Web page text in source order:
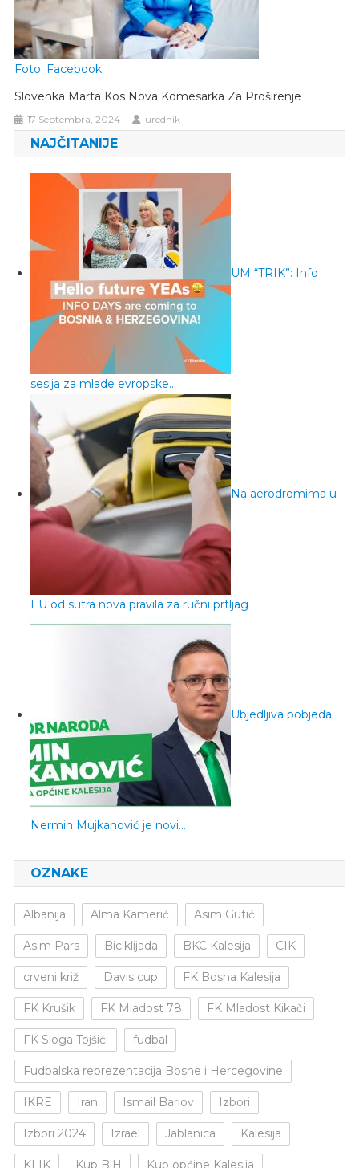
Foto: Facebook
Slovenka Marta Kos Nova Komesarka Za Proširenje
17 Septembra, 2024 urednik
NAJČITANIJE
UM “TRIK”: Info
sesija za mlade evropske…
Na aerodromima u
EU od sutra nova pravila za ručni prtljag
Ubjedljiva pobjeda:
Nermin Mujkanović je novi…
OZNAKE
Albanija Alma Kamerić Asim Gutić
Asim Pars Biciklijada BKC Kalesija CIK
crveni križ Davis cup FK Bosna Kalesija
FK Krušik FK Mladost 78 FK Mladost Kikači
FK Sloga Tojšići fudbal
Fudbalska reprezentacija Bosne i Hercegovine
IKRE Iran Ismail Barlov Izbori
Izbori 2024 Izrael Jablanica Kalesija
KLIK Kup BiH Kup općine Kalesija